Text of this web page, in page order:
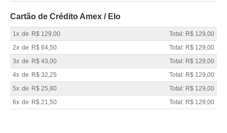
Cartão de Crédito Amex / Elo
1x de R$ 129,00
Total: R$ 129,00
2x de R$ 64,50
Total: R$ 129,00
3x de R$ 43,00
Total: R$ 129,00
4x de R$ 32,25
Total: R$ 129,00
5x de R$ 25,80
Total: R$ 129,00
6x de R$ 21,50 Total: R$ 129,00